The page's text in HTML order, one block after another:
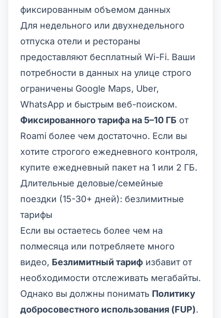
фиксированным объемом данных
Для недельного или двухнедельного
отпуска отели и рестораны
предоставляют бесплатный Wi-Fi. Ваши
потребности в данных на улице строго
ограничены Google Maps, Uber,
WhatsApp и быстрым веб-поиском.
Фиксированного тарифа на 5–10 ГБ от
Roami более чем достаточно. Если вы
хотите строгого ежедневного контроля,
купите ежедневный пакет на 1 или 2 ГБ.
Длительные деловые/семейные
поездки (15-30+ дней): безлимитные
тарифы
Если вы остаетесь более чем на
полмесяца или потребляете много
видео, Безлимитный тариф избавит от
необходимости отслеживать мегабайты.
Однако вы должны понимать Политику
добросовестного использования (FUP).